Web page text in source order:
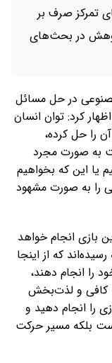
تمرکز صرف بر
در بحث‌های
در حل مسائل
کرد: توان انسان
را حل کرده،
به صورت مجرد
یا این که بخواهیم
را به صورت مشهود
بازی انجام خواهد
که از اینجا
را انجام دهند،
کافی‌ و لذت‌بخش
را انجام دهید و
بلکه مسیر حرکت